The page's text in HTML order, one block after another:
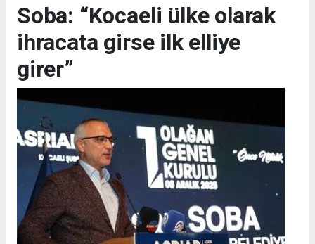
Soba: “Kocaeli ülke olarak
ihracata girse ilk elliye
girer”